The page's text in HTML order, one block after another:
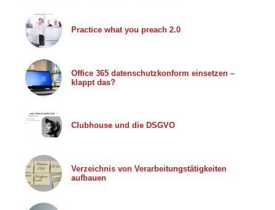
Practice what you preach 2.0
Office 365 datenschutzkonform einsetzen –
klappt das?
Clubhouse und die DSGVO
Verzeichnis von Verarbeitungstätigkeiten
aufbauen